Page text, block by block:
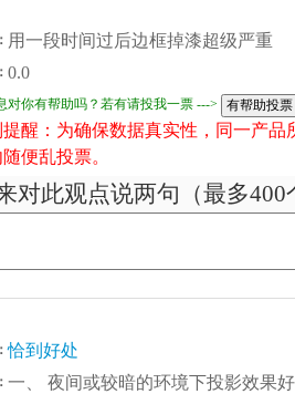
用一段时间过后边框掉漆超级严重
0.0
对你有帮助吗？若有请投我一票 --->
醒：为确保数据真实性，同一产
便乱投票。
对此观点说两句（最多400
恰到好处
一、 夜间或较暗的环境下投影效果